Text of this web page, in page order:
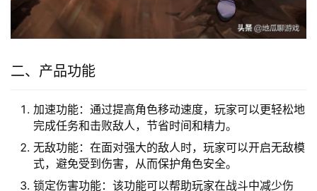
二、产品功能
加速功能：通过提高角色移动速度，玩家可以更轻松地
完成任务和击败敌人，节省时间和精力。
无敌功能：在面对强大的敌人时，玩家可以开启无敌模
式，避免受到伤害，从而保护角色安全。
锁定伤害功能：该功能可以帮助玩家在战斗中减少伤